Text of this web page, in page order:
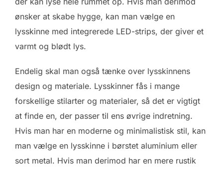
ønsker at skabe hygge, kan man vælge en
lysskinne med integrerede LED-strips, der giver et
varmt og blødt lys.
Endelig skal man også tænke over lysskinnens
design og materiale. Lysskinner fås i mange
forskellige stilarter og materialer, så det er vigtigt
at finde en, der passer til ens øvrige indretning.
Hvis man har en moderne og minimalistisk stil, kan
man vælge en lysskinne i børstet aluminium eller
sort metal. Hvis man derimod har en mere rustik